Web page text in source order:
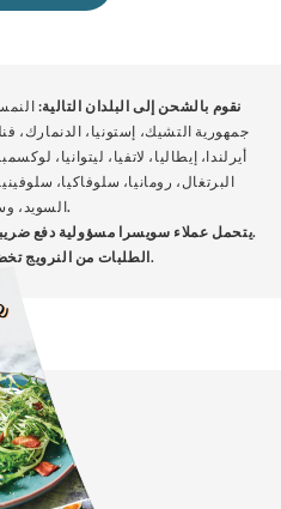
نقوم بالشحن إلى البلدان التالية:
جمهورية التشيك، إستونيا، الدنمارك،
أيرلندا، إيطاليا، لاتفيا، ليتوانيا،
البرتغال، رومانيا، سلوفاكيا،
السويد،.
يتحمل عملاء سويسرا مسؤولية دفع ضريبة القيمة المضافة والرسوم الجمركية.
الطلبات من النرويج تخضع للرسوم الجمركية.